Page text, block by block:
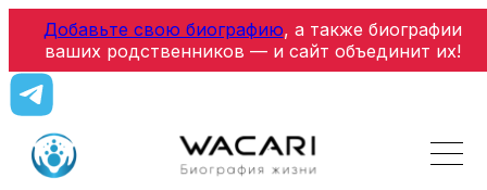
Добавьте свою биографию, а также биографии
ваших родственников — и сайт объединит их!